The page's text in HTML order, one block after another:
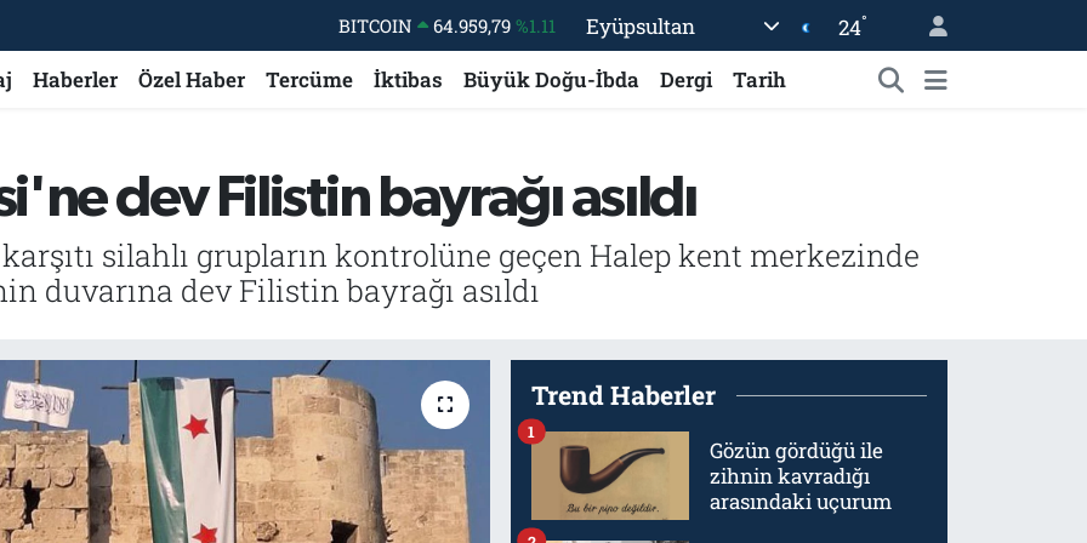
BITCOIN 64.959,79 %1.11
DOLAR
47,7436
%0.18
GRAM ALTIN
6660.55 %0.03
BİST100
13.779 %-14
Eyüpsultan 24°
Haberler Özel Haber Tercüme İktibas Büyük Doğu-İbda Dergi Tarih
dev Filistin bayrağı asıldı
silahlı grupların kontrolüne geçen Halep kent merkezinde
duvarına dev Filistin bayrağı asıldı
Trend Haberler
Gözün gördüğü ile
zihnin kavradığı
arasındaki uçurum
1